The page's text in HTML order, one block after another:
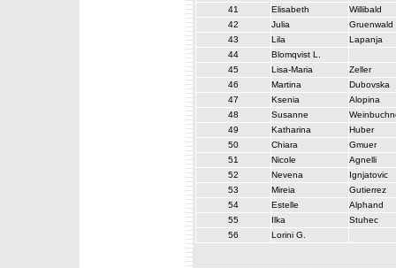
41
Elisabeth
Willibald
42
Julia
Gruenwald
43
Lila
Lapanja
44
Blomqvist L.
45
Lisa-Maria
Zeller
46
Martina
Dubovska
47
Ksenia
Alopina
48
Susanne
49
Katharina
Huber
50
Chiara
Gmuer
51
Nicole
Agnelli
52
Nevena
Ignjatovic
53
Mireia
Gutierrez
54
Estelle
Alphand
55
Ilka
Stuhec
56
Lorini G.